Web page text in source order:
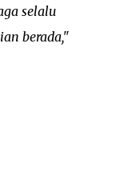
selalu
berada,"